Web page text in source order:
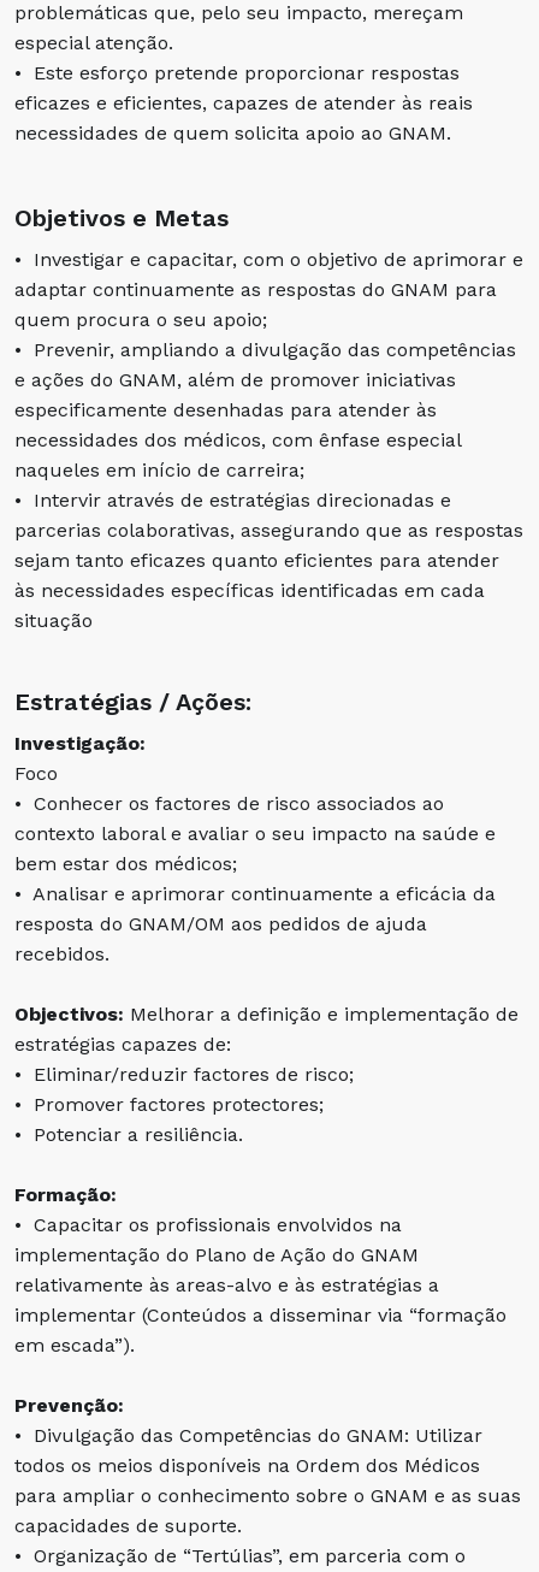
problemáticas que, pelo seu impacto, mereçam
especial atenção.
• Este esforço pretende proporcionar respostas
eficazes e eficientes, capazes de atender às reais
necessidades de quem solicita apoio ao GNAM.
Objetivos e Metas
• Investigar e capacitar, com o objetivo de aprimorar e
adaptar continuamente as respostas do GNAM para
quem procura o seu apoio;
• Prevenir, ampliando a divulgação das competências
e ações do GNAM, além de promover iniciativas
especificamente desenhadas para atender às
necessidades dos médicos, com ênfase especial
naqueles em início de carreira;
• Intervir através de estratégias direcionadas e
parcerias colaborativas, assegurando que as respostas
sejam tanto eficazes quanto eficientes para atender
às necessidades específicas identificadas em cada
situação
Estratégias / Ações:
Investigação:
Foco
• Conhecer os factores de risco associados ao
contexto laboral e avaliar o seu impacto na saúde e
bem estar dos médicos;
• Analisar e aprimorar continuamente a eficácia da
resposta do GNAM/OM aos pedidos de ajuda
recebidos.
Objectivos: Melhorar a definição e implementação de
estratégias capazes de:
• Eliminar/reduzir factores de risco;
• Promover factores protectores;
• Potenciar a resiliência.
Formação:
• Capacitar os profissionais envolvidos na
implementação do Plano de Ação do GNAM
relativamente às areas-alvo e às estratégias a
implementar (Conteúdos a disseminar via “formação
em escada”).
Prevenção:
• Divulgação das Competências do GNAM: Utilizar
todos os meios disponíveis na Ordem dos Médicos
para ampliar o conhecimento sobre o GNAM e as suas
capacidades de suporte.
• Organização de “Tertúlias”, em parceria com o